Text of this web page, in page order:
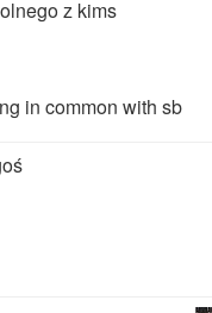
z kims
in common with sb